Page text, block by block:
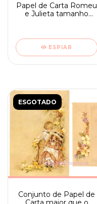
Papel de Carta Romeu
e Julieta tamanho
ESPIAR
ESGOTADO
Conjunto de Papel de